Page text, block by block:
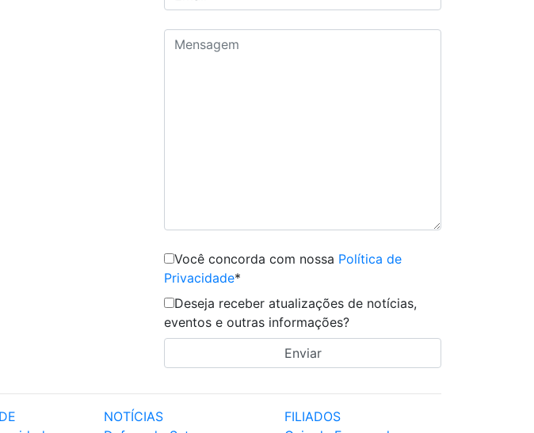
Você concorda com nossa Política de
Privacidade*
Deseja receber atualizações de notícias,
eventos e outras informações?
NOTÍCIAS
FILIADOS